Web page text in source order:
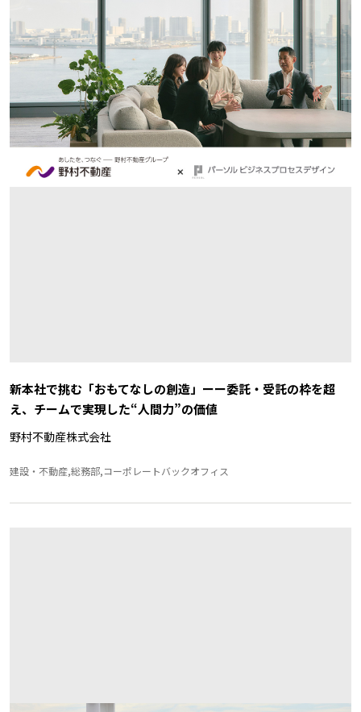
新本社で挑む「おもてなしの創造」ーー委託・受託の枠を超
え、チームで実現した“人間力”の価値
野村不動産株式会社
建設・不動産,総務部,コーポレートバックオフィス